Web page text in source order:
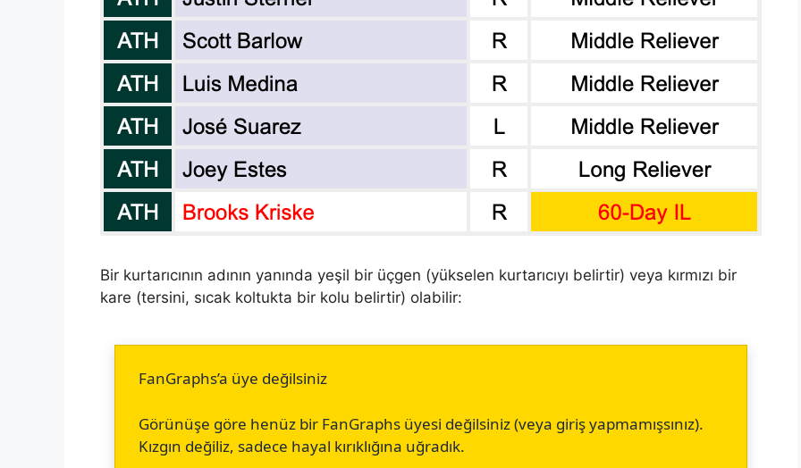
Bir kurtarıcının adının yanında yeşil bir üçgen (yükselen kurtarıcıyı belirtir) veya kırmızı bir
kare (tersini, sıcak koltukta bir kolu belirtir) olabilir:
FanGraphs’a üye değilsiniz
Görünüşe göre henüz bir FanGraphs üyesi değilsiniz (veya giriş yapmamışsınız).
Kızgın değiliz, sadece hayal kırıklığına uğradık.